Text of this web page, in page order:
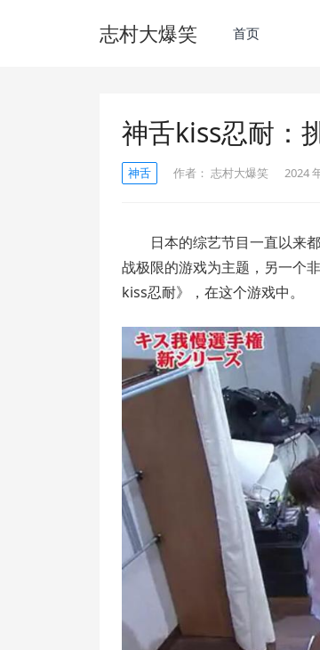
志村大爆笑 首页
神舌kiss忍耐：
神舌 作者： 志村大爆笑 2024
日本的综艺节目一直以来
战极限的游戏为主题，另一个
kiss忍耐》，在这个游戏中。